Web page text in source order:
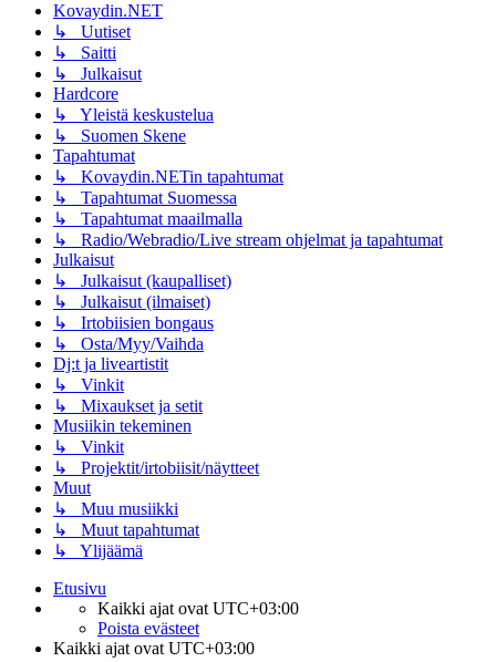
Kovaydin.NET
↳ Uutiset
↳ Saitti
↳ Julkaisut
Hardcore
↳ Yleistä keskustelua
↳ Suomen Skene
Tapahtumat
↳ Kovaydin.NETin tapahtumat
↳ Tapahtumat Suomessa
↳ Tapahtumat maailmalla
↳ Radio/Webradio/Live stream ohjelmat ja tapahtumat
Julkaisut
↳ Julkaisut (kaupalliset)
↳ Julkaisut (ilmaiset)
↳ Irtobiisien bongaus
↳ Osta/Myy/Vaihda
Dj:t ja liveartistit
↳ Vinkit
↳ Mixaukset ja setit
Musiikin tekeminen
↳ Vinkit
↳ Projektit/irtobiisit/näytteet
Muut
↳ Muu musiikki
↳ Muut tapahtumat
↳ Ylijäämä
Etusivu
Kaikki ajat ovat UTC+03:00
Poista evästeet
Kaikki ajat ovat UTC+03:00